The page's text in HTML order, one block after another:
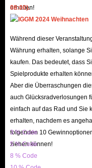
legal produziert und bietet
Handelsumgebung und
Privatsphäre beschädigt oder
Jeder Spieler, der DAOC
vollständige Palette
Personal genießen. Wir
gerne die ausführliche
Redakteuren verfasst wurde,
Dark Age of Camelot zu
erhalten!
08:00).
Während dieser
Währung erhalten, solange
kaufen. Das bedeutet, dass
Spielprodukte erhalten
Aber die Überraschungen
auch Glücksradverlosungen
einfach auf das Rad und Sie
erhalten, nachdem es
folgenden 10
ziehen können!
3 % Code
5 % Code
8 % Code